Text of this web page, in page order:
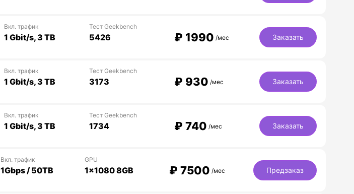
Вкл. трафик
1 Gbit/s, 3 TB
Тест Geekbench
5426 ₽ 1990 /мес Заказать
Вкл. трафик
1 Gbit/s, 3 TB
Тест Geekbench
3173 ₽ 930 /мес Заказать
Вкл. трафик
1 Gbit/s, 3 TB
Тест Geekbench
1734 ₽ 740 /мес Заказать
Вкл. трафик
1Gbps / 50TB
GPU
1x1080 8GB ₽ 7500 /мес Предзаказ